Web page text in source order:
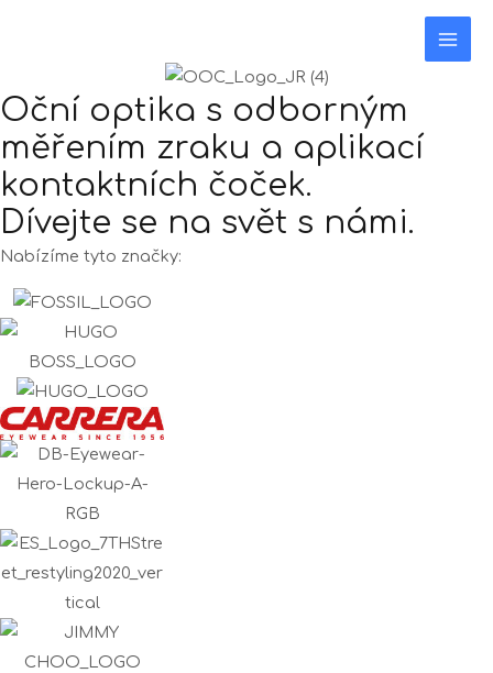
Main
Oční optika s odborným
měřením zraku a aplikací
kontaktních čoček.
Dívejte se na svět s námi.
Nabízíme tyto značky: